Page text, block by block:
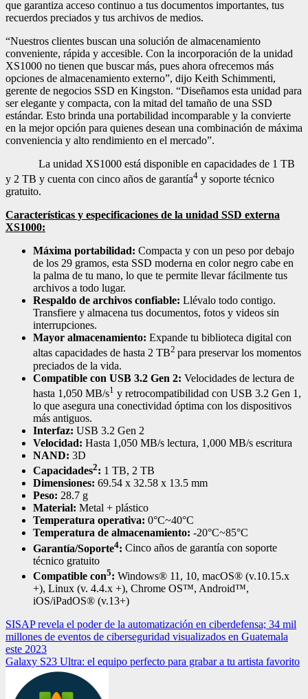
que garantiza acceso continuo a tus documentos importantes, tus
recuerdos preciados y tus archivos de medios.
“Nuestros clientes buscan una solución de almacenamiento
conveniente, rápida y accesible. Con la incorporación de la unidad
XS1000 no tienen que buscar más, pues ahora ofrecemos más
opciones de almacenamiento externo”, dijo Keith Schimmenti,
gerente de negocios SSD en Kingston. “Diseñamos esta unidad para
ser elegante y compacta, con la mitad del tamaño de una SSD
estándar. Esto brinda una portabilidad incomparable y la convierte
en la mejor opción para quienes desean una combinación de máxima
conveniencia y alto rendimiento en el mercado”.
La unidad XS1000 está disponible en capacidades de 1 TB
y 2 TB y cuenta con cinco años de garantía4 y soporte técnico
gratuito.
Características y especificaciones de la unidad SSD externa
XS1000:
Máxima portabilidad: Compacta y con un peso por debajo
de los 29 gramos, esta SSD moderna en color negro cabe en
la palma de tu mano, lo que te permite llevar fácilmente tus
archivos a todo lugar.
Respaldo de archivos confiable: Llévalo todo contigo.
Transfiere y almacena tus documentos, fotos y videos sin
interrupciones.
Mayor almacenamiento: Expande tu biblioteca digital con
altas capacidades de hasta 2 TB2 para preservar los momentos
preciados de la vida.
Compatible con USB 3.2 Gen 2: Velocidades de lectura de
hasta 1,050 MB/s1 y retrocompatibilidad con USB 3.2 Gen 1,
lo que asegura una conectividad óptima con los dispositivos
más antiguos.
Interfaz: USB 3.2 Gen 2
Velocidad: Hasta 1,050 MB/s lectura, 1,000 MB/s escritura
NAND: 3D
Capacidades2: 1 TB, 2 TB
Dimensiones: 69.54 x 32.58 x 13.5 mm
Peso: 28.7 g
Material: Metal + plástico
Temperatura operativa: 0°C~40°C
Temperatura de almacenamiento: -20°C~85°C
Garantía/Soporte4: Cinco años de garantía con soporte
técnico gratuito
Compatible con5: Windows® 11, 10, macOS® (v.10.15.x
+), Linux (v. 4.4.x +), Chrome OS™, Android™,
iOS/iPadOS® (v.13+)
Navegación
de
entradas
SISAP revela el poder de la automatización en ciberdefensa; 34 mil
millones de eventos de ciberseguridad visualizados en Guatemala
este 2023
Galaxy S23 Ultra: el equipo perfecto para grabar a tu artista favorito